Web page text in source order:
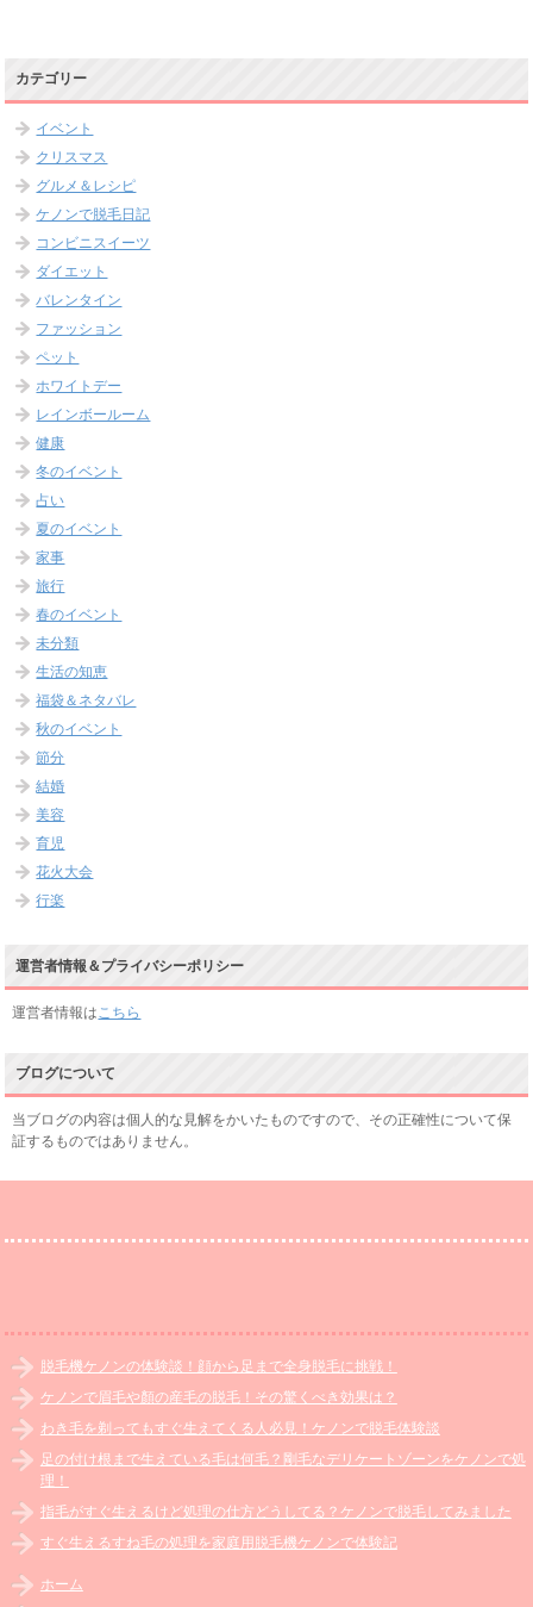
カテゴリー
イベント
クリスマス
グルメ＆レシピ
ケノンで脱毛日記
コンビニスイーツ
ダイエット
バレンタイン
ファッション
ペット
ホワイトデー
レインボールーム
健康
冬のイベント
占い
夏のイベント
家事
旅行
春のイベント
未分類
生活の知恵
福袋＆ネタバレ
秋のイベント
節分
結婚
美容
育児
花火大会
行楽
運営者情報＆プライバシーポリシー
運営者情報は こちら
ブログについて
当ブログの内容は個人的な見解をかいたものですので、その正確性について保
証するものではありません。
脱毛機ケノンの体験談！顔から足まで全身脱毛に挑戦！
ケノンで眉毛や顏の産毛の脱毛！その驚くべき効果は？
わき毛を剃ってもすぐ生えてくる人必見！ケノンで脱毛体験談
足の付け根まで生えている毛は何毛？剛毛なデリケートゾーンをケノンで処
理！
指毛がすぐ生えるけど処理の仕方どうしてる？ケノンで脱毛してみました
すぐ生えるすね毛の処理を家庭用脱毛機ケノンで体験記
ホーム